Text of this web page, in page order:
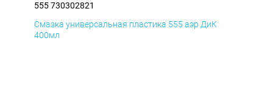
555 730302821
Смазка универсальная пластика 555 аэр ДиК
400мл